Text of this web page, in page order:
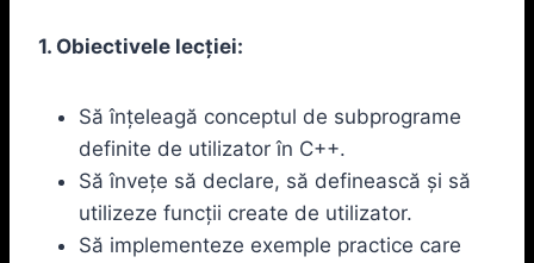
1. Obiectivele lecției:
Să înțeleagă conceptul de subprograme
definite de utilizator în C++.
Să învețe să declare, să definească și să
utilizeze funcții create de utilizator.
Să implementeze exemple practice care